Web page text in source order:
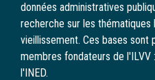
données administratives
recherche sur les
vieillissement. Ces bases
membres fondateurs de l'ILVV
l'INED.